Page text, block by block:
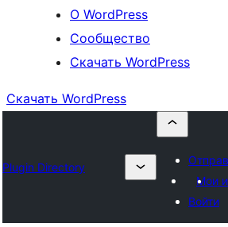
О WordPress
Сообщество
Скачать WordPress
Скачать WordPress
Plugin Directory
Мои
Войти